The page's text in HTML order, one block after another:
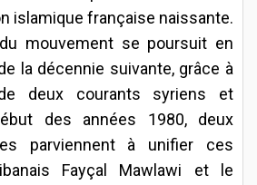
islamique française naissante.
mouvement se poursuit en
la décennie suivante, grâce à
deux courants syriens et
des années 1980, deux
parviennent à unifier ces
Fayçal Mawlawi et le